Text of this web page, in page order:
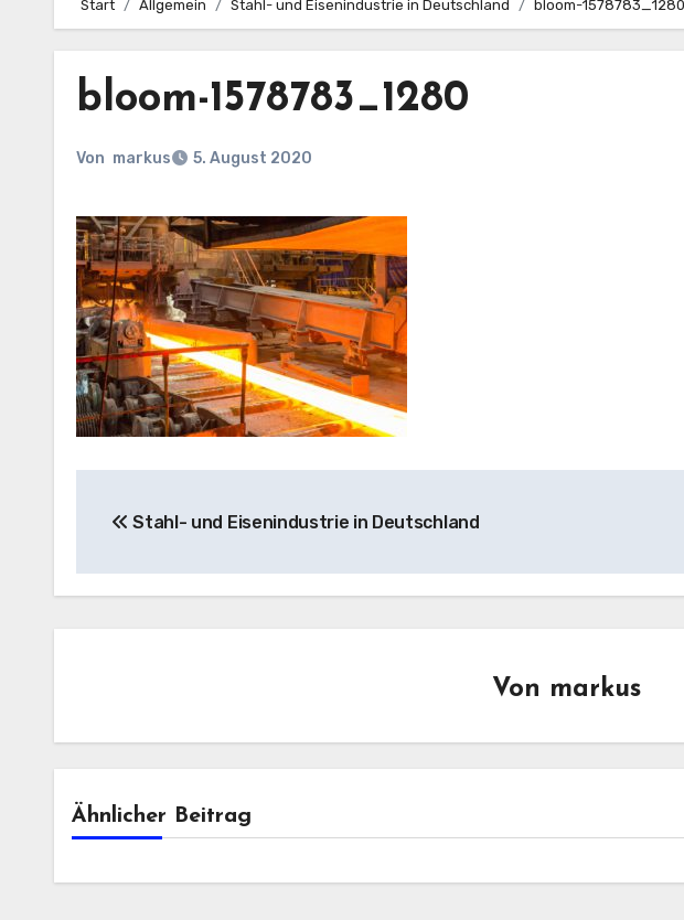
Start Allgemein Stahl- und Eisenindustrie in Deutschland bloom-1578783_1280
bloom-1578783_1280
Von markus 5. August 2020
Stahl- und Eisenindustrie in Deutschland
Von markus
Ähnlicher Beitrag